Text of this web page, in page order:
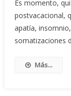
Es momento,
postvacacional,
apatía,
somatizaciones
Más...